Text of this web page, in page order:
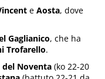
eAosta, dove
Gaglianico, che ha
Trofarello.
del Noventa (ko 22-20